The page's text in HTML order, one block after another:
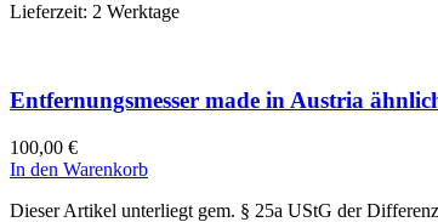
Lieferzeit: 2 Werktage
Entfernungsmesser made in Austria
100,00 €
In den Warenkorb
Dieser Artikel unterliegt gem. § 25a UStG der